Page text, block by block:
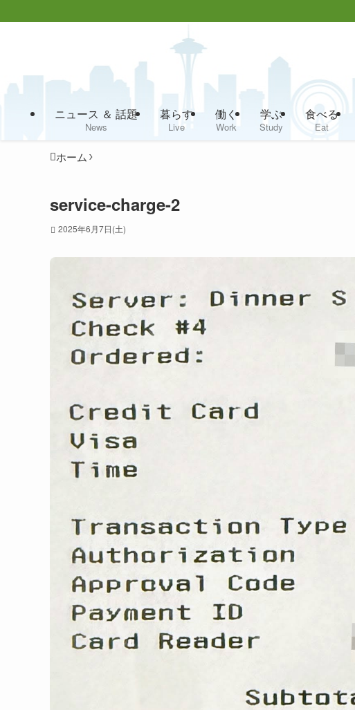
ニュース ＆ 話題
News
暮らす
Live
働く
Work
学ぶ
Study
食べる
Eat
ホーム
service-charge-2
2025年6月7日(土)